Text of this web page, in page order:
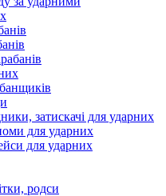
затискачі для ударних
для ударних
для ударних
родси